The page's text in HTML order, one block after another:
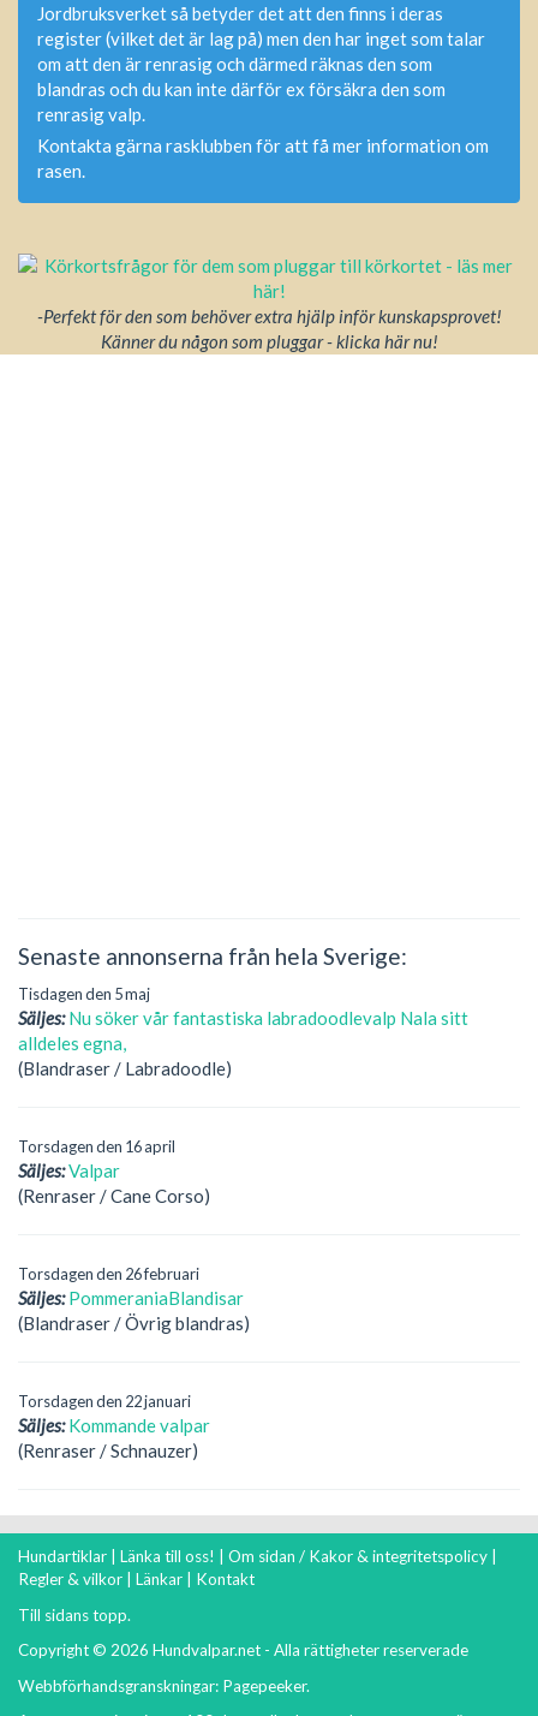
Jordbruksverket så betyder det att den finns i deras
register (vilket det är lag på) men den har inget som talar
om att den är renrasig och därmed räknas den som
blandras och du kan inte därför ex försäkra den som
renrasig valp.
Kontakta gärna rasklubben för att få mer information om
rasen.
-Perfekt för den som behöver extra hjälp inför kunskapsprovet!
Känner du någon som pluggar - klicka här nu!
Senaste annonserna från hela Sverige:
Tisdagen den 5 maj
Säljes: Nu söker vår fantastiska labradoodlevalp Nala sitt
alldeles egna,
(Blandraser / Labradoodle)
Torsdagen den 16 april
Säljes:Valpar
(Renraser / Cane Corso)
Torsdagen den 26 februari
Säljes: PommeraniaBlandisar
(Blandraser / Övrig blandras)
Torsdagen den 22 januari
Säljes: Kommande valpar
(Renraser / Schnauzer)
Hundartiklar Länka till oss! Om sidan / Kakor & integritetspolicy
Regler & vilkor
Länkar
Kontakt
Till sidans topp.
Copyright © 2026 Hundvalpar.net - Alla rättigheter reserverade
Webbförhandsgranskningar: Pagepeeker.